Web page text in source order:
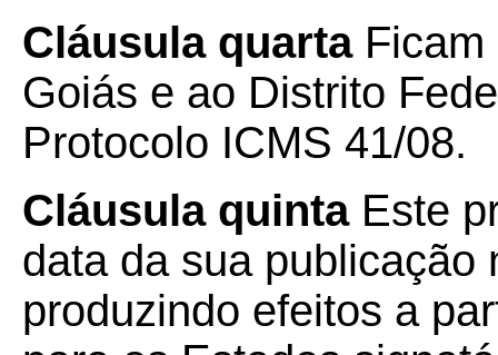
Cláusula quarta
Goiás e ao Distrito
Protocolo ICMS 41/08.
Cláusula quinta Este
data da sua publicação
produzindo efeitos a